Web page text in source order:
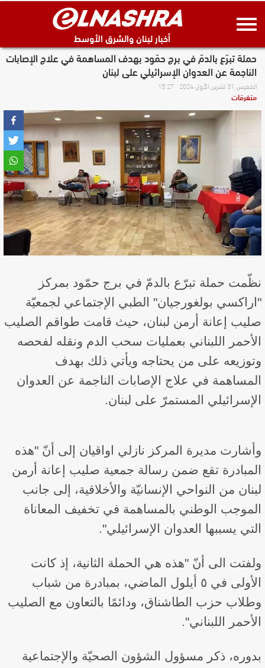
أخبار لبنان والشرق الأوسط
حملة تبرّع بالدمّ في برج حمّود بهدف المساهمة في علاج الإصابات
الناجمة عن العدوان الإسرائيلي على لبنان
الخميس 31 تشرين الأول 2024 15:27
متفرقات
نظّمت حملة تبرّع بالدمّ في برج حمّود بمركز
"اراكسي بولغورجيان" الطبي الإجتماعي لجمعيّة
صليب إعانة أرمن لبنان، حيث قامت طواقم الصليب
الأحمر اللبناني بعمليات سحب الدم ونقله لفحصه
وتوزيعه على من يحتاجه ويأتي ذلك بهدف
المساهمة في علاج الإصابات الناجمة عن العدوان
الإسرائيلي المستمرّ على لبنان.
وأشارت مديرة المركز نازلي اواقيان إلى أنّ "هذه
المبادرة تقع ضمن رسالة جمعية صليب إعانة أرمن
لبنان من النواحي الإنسانيّة والأخلاقية، إلى جانب
الموجب الوطني بالمساهمة في تخفيف المعاناة
التي يسببها العدوان الإسرائيلي".
ولفتت الى أنّ "هذه هي الحملة الثانية، إذ كانت
الأولى في ٥ أيلول الماضي، بمبادرة من شباب
وطلاب حزب الطاشناق، ودائمًا بالتعاون مع الصليب
الأحمر اللبناني".
بدوره، ذكر مسؤول الشؤون الصحيّة والإجتماعية